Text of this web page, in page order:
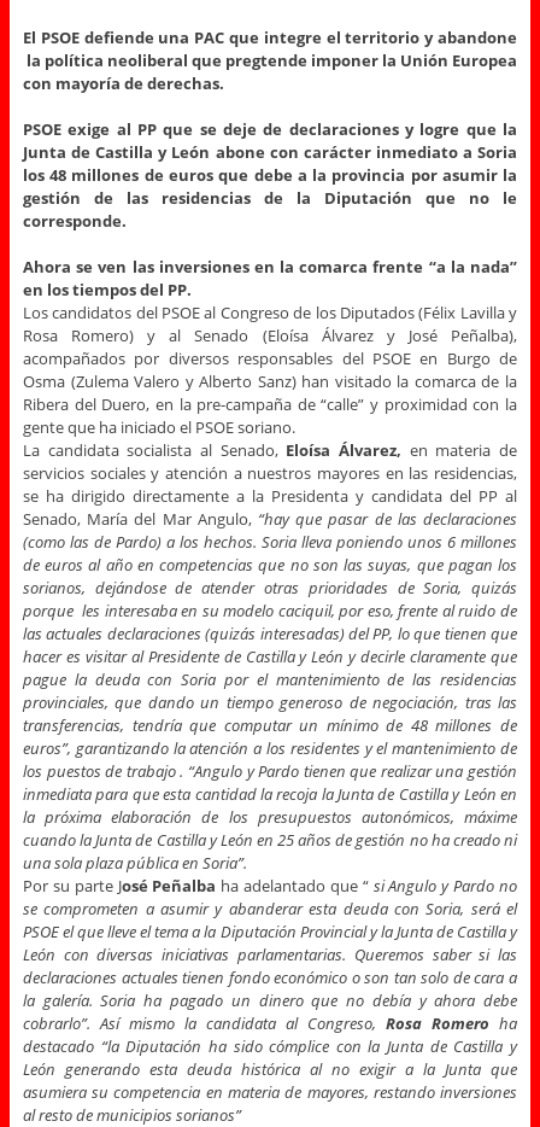
El PSOE defiende una PAC que integre el territorio y abandone
la política neoliberal que pregtende imponer la Unión Europea
con mayoría de derechas.
PSOE exige al PP que se deje de declaraciones y logre que la
Junta de Castilla y León abone con carácter inmediato a Soria
los 48 millones de euros que debe a la provincia por asumir la
gestión de las residencias de la Diputación que no le
corresponde.
Ahora se ven las inversiones en la comarca frente “a la nada”
en los tiempos del PP.
Los candidatos del PSOE al Congreso de los Diputados (Félix Lavilla y
Rosa Romero) y al Senado (Eloísa Álvarez y José Peñalba),
acompañados por diversos responsables del PSOE en Burgo de
Osma (Zulema Valero y Alberto Sanz) han visitado la comarca de la
Ribera del Duero, en la pre-campaña de “calle” y proximidad con la
gente que ha iniciado el PSOE soriano.
La candidata socialista al Senado,Eloísa Álvarez, en materia de
servicios sociales y atención a nuestros mayores en las residencias,
se ha dirigido directamente a la Presidenta y candidata del PP al
Senado, María del Mar Angulo, “hay que pasar de las declaraciones
(como las de Pardo) a los hechos. Soria lleva poniendo unos 6 millones
de euros al año en competencias que no son las suyas, que pagan los
sorianos, dejándose de atender otras prioridades de Soria, quizás
porque les interesaba en su modelo caciquil, por eso, frente al ruido de
las actuales declaraciones (quizás interesadas) del PP, lo que tienen que
hacer es visitar al Presidente de Castilla y León y decirle claramente que
pague la deuda con Soria por el mantenimiento de las residencias
provinciales, que dando un tiempo generoso de negociación, tras las
transferencias, tendría que computar un mínimo de 48 millones de
euros”, garantizando la atención a los residentes y el mantenimiento de
los puestos de trabajo . “Angulo y Pardo tienen que realizar una gestión
inmediata para que esta cantidad la recoja la Junta de Castilla y León en
la próxima elaboración de los presupuestos autonómicos, máxime
cuando la Junta de Castilla y León en 25 años de gestión no ha creado ni
una sola plaza pública en Soria”.
Por su parte José Peñalba ha adelantado que “si Angulo y Pardo no
se comprometen a asumir y abanderar esta deuda con Soria, será el
PSOE el que lleve el tema a la Diputación Provincial y la Junta de Castilla y
León con diversas iniciativas parlamentarias. Queremos saber si las
declaraciones actuales tienen fondo económico o son tan solo de cara a
la galería. Soria ha pagado un dinero que no debía y ahora debe
cobrarlo”. Así mismo la candidata al Congreso,Rosa Romero ha
destacado “la Diputación ha sido cómplice con la Junta de Castilla y
León generando esta deuda histórica al no exigir a la Junta que
asumiera su competencia en materia de mayores, restando inversiones
al resto de municipios sorianos”